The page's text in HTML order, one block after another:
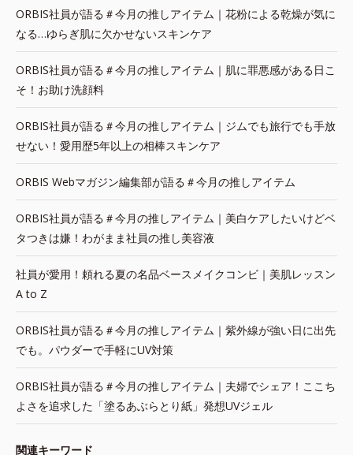
ORBIS社員が語る＃今月の推しアイテム｜花粉による乾燥が気に
なる…ゆらぎ肌に欠かせないスキンケア
ORBIS社員が語る＃今月の推しアイテム｜肌に罪悪感がある日こ
そ！お助け洗顔料
ORBIS社員が語る＃今月の推しアイテム｜ジムでも旅行でも手放
せない！愛用歴5年以上の相棒スキンケア
ORBIS Webマガジン編集部が語る＃今月の推しアイテム
ORBIS社員が語る＃今月の推しアイテム｜美白ケアしたいけどベ
タつきは嫌！わがまま社員の推し美容液
社員が愛用！頼れる夏の名品ベースメイクコンビ｜美肌レッスン
A to Z
ORBIS社員が語る＃今月の推しアイテム｜紫外線が強い日に出先
でも。パウダーで手軽にUV対策
ORBIS社員が語る＃今月の推しアイテム｜夫婦でシェア！ここち
よさを追求した「塗るあぶらとり紙」発想UVジェル
関連キーワード